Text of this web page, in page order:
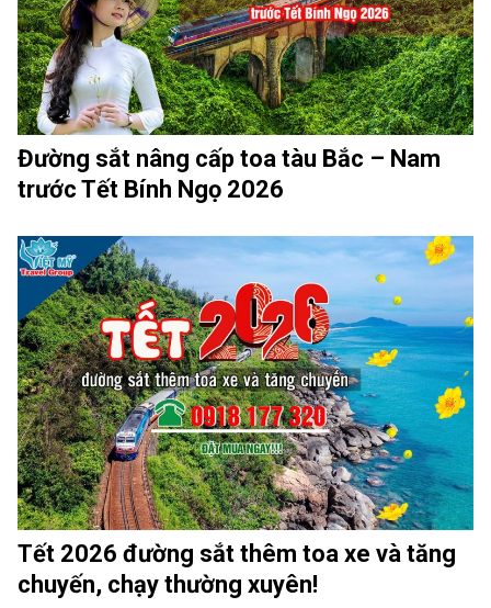
Đường sắt nâng cấp toa tàu Bắc – Nam
trước Tết Bính Ngọ 2026
Tết 2026 đường sắt thêm toa xe và tăng
chuyến, chạy thường xuyên!